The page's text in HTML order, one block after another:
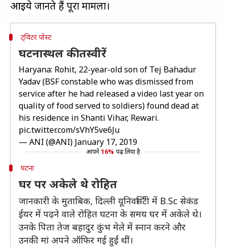
ट्विटर पोस्ट
घटनास्थल की तस्वीरें
Haryana: Rohit, 22-year-old son of Tej Bahadur
Yadav (BSF constable who was dismissed from
service after he had released a video last year on
quality of food served to soldiers) found dead at
his residence in Shanti Vihar, Rewari.
pic.twitter.com/sVhY5ve6Ju
— ANI (@ANI) January 17, 2019
आपने 16% पढ़ लिया है
घटना
घर पर अकेले थे रोहित
जानकारी के मुताबिक, दिल्ली यूनिवर्सिटी में B.Sc सेकंड
ईयर में पढ़ने वाले रोहित घटना के समय घर में अकेले थे।
उनके पिता तेज बहादुर कुंभ मेले में स्नान करने और
उनकी मां अपने ऑफिर गई हुईं थीं।